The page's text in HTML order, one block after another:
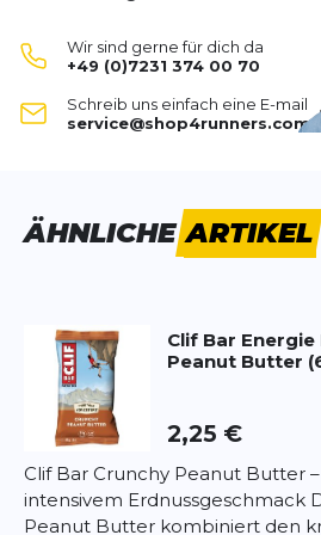
Kohlenhydraten
ideal für Sport, Outdoor-
Alltag.
Die Kombination aus
und süßer Schokolade sorgt
ausgewogenen, leckeren
Das praktische 12er-Pack ist
einen Snack griffbereit zu
Schokoladenfüllung
Langanhaltende Energie
Kohlenhydrate
Proteinquelle zur
Muskelerholung
Aus überwiegend Bio-
Ideal für Sport, Freizeit und
Chocolate Peanut Butter
Deine Bewertung:
Vorname
Vorname
Rezension
Rezension
*Pflichtfelder
Wir sind gerne für dich da
+49 (0)7231 374 00 70
Schreib uns einfach eine E-mail
service@shop4runners.com
ÄHNLICHEARTIKEL
Clif Bar Energie
Peanut Butter
2,25 €
Clif Bar Crunchy Peanut Butter
intensivem Erdnussgeschmack
Peanut Butter kombiniert den